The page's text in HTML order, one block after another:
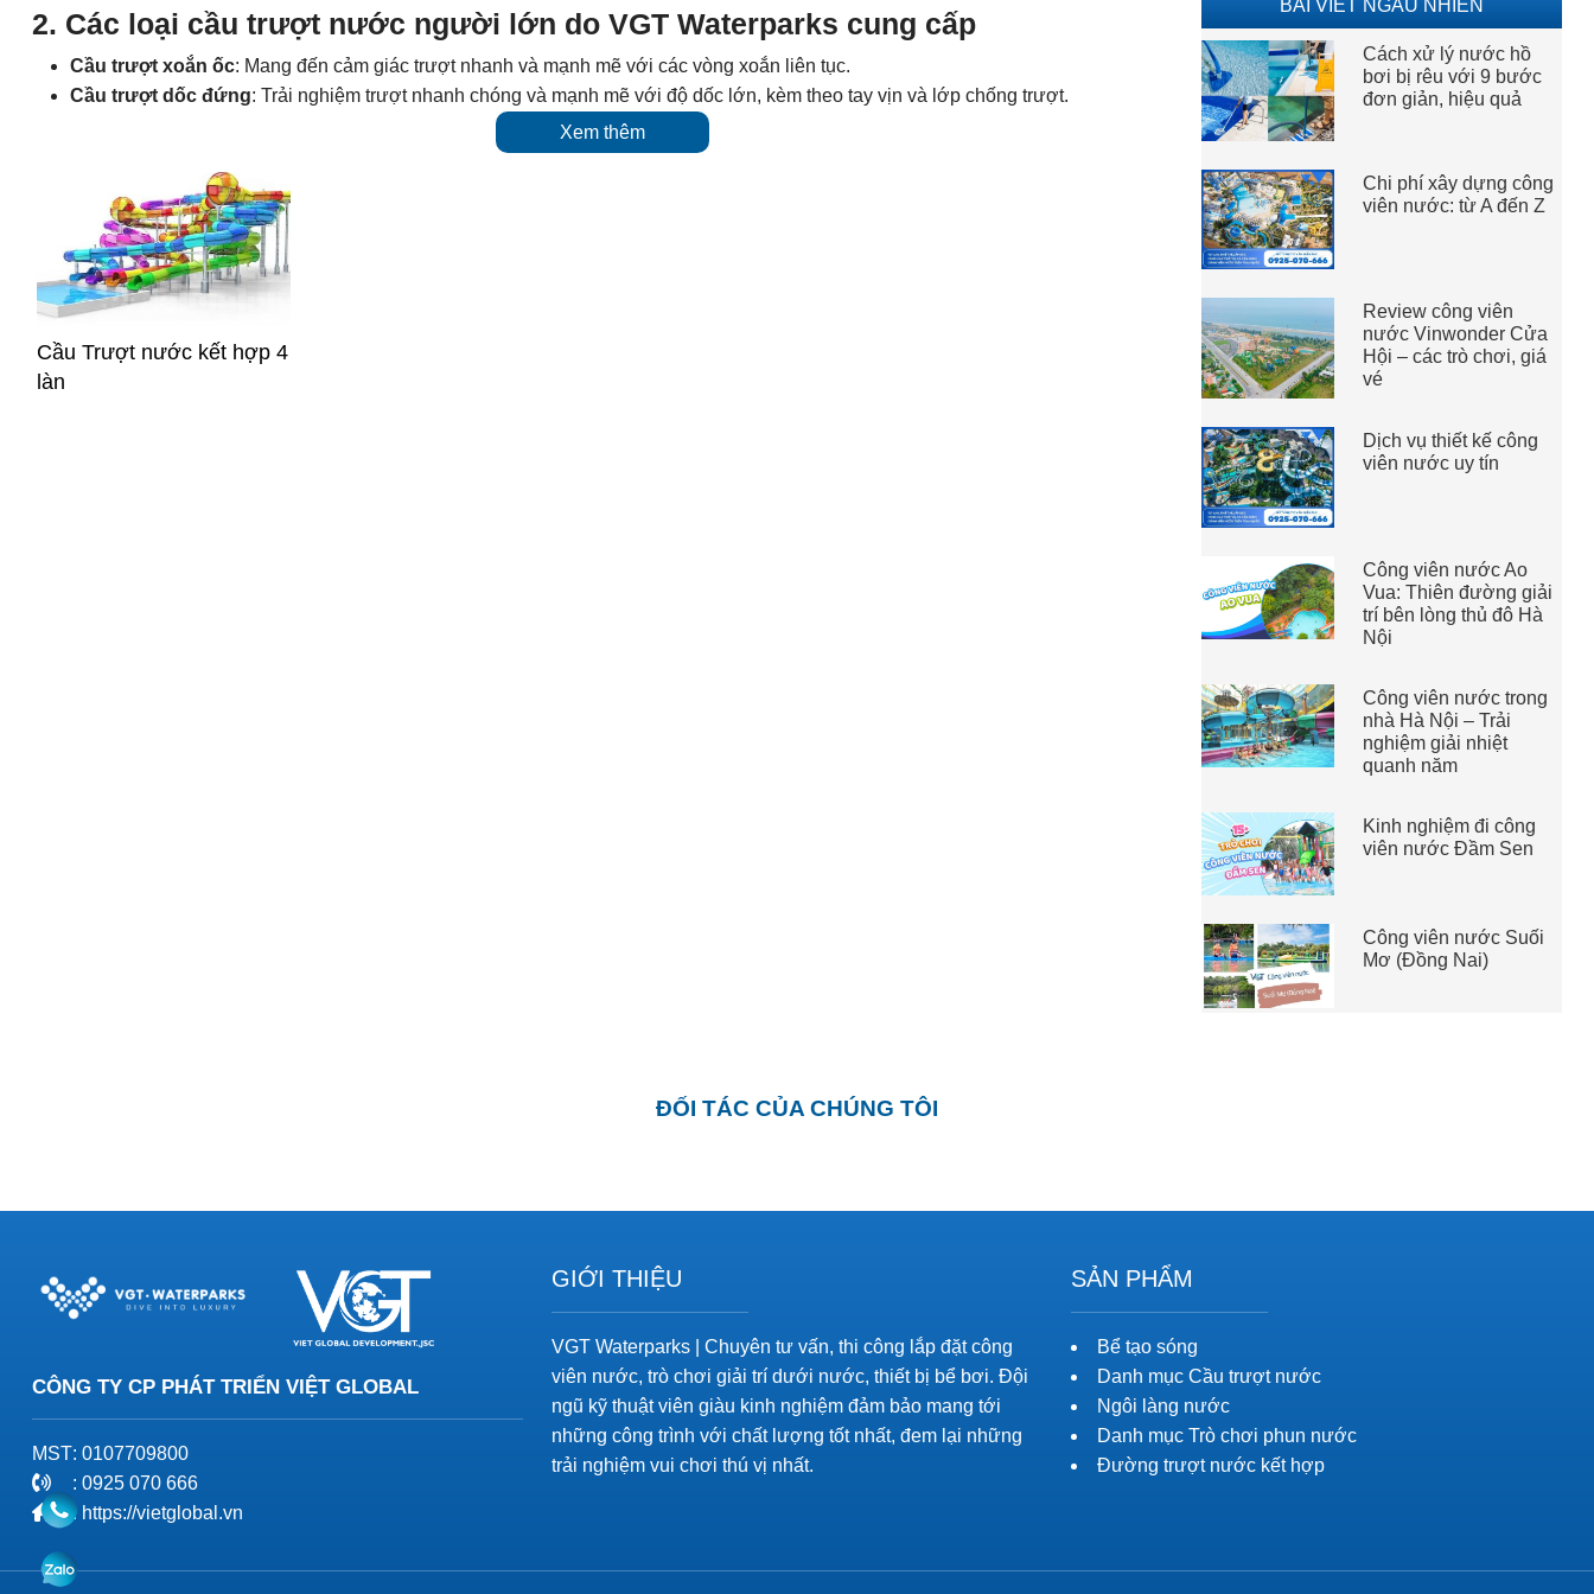
2. Các loại cầu trượt nước người lớn do VGT Waterparks cung cấp
Cầu trượt xoắn ốc: Mang đến cảm giác trượt nhanh và mạnh mẽ với các vòng xoắn liên tục.
Cầu trượt dốc đứng: Trải nghiệm trượt nhanh chóng và mạnh mẽ với độ dốc lớn, kèm theo tay vịn và lớp chống trượt.
: Sự kết hợp của nhiều loại cầu trượt khác nhau, mang lại trải nghiệm đa dạng từ nhẹ nhàng đến mạnh mẽ.
Tham khảo ngay các sản phẩm Cầu trượt nước người lớn do VGT Waterparks cung cấp!
Xem thêm
Cầu Trượt nước kết hợp 4
làn
BÀI VIẾT NGẪU NHIÊN
Cách xử lý nước hồ
bơi bị rêu với 9 bước
đơn giản, hiệu quả
Chi phí xây dựng công
viên nước: từ A đến Z
Review công viên
nước Vinwonder Cửa
Hội – các trò chơi, giá
vé
Dịch vụ thiết kế công
viên nước uy tín
Công viên nước Ao
Vua: Thiên đường giải
trí bên lòng thủ đô Hà
Nội
Công viên nước trong
nhà Hà Nội – Trải
nghiệm giải nhiệt
quanh năm
Kinh nghiệm đi công
viên nước Đầm Sen
Công viên nước Suối
Mơ (Đồng Nai)
ĐỐI TÁC CỦA CHÚNG TÔI
CÔNG TY CP PHÁT TRIỂN VIỆT GLOBAL
MST: 0107709800
: 0925 070 666
: https://vietglobal.vn
GIỚI THIỆU
VGT Waterparks | Chuyên tư vấn, thi công lắp đặt công
viên nước, trò chơi giải trí dưới nước, thiết bị bể bơi. Đội
ngũ kỹ thuật viên giàu kinh nghiệm đảm bảo mang tới
những công trình với chất lượng tốt nhất, đem lại những
trải nghiệm vui chơi thú vị nhất.
SẢN PHẨM
Bể tạo sóng
Danh mục Cầu trượt nước
Ngôi làng nước
Danh mục Trò chơi phun nước
Đường trượt nước kết hợp